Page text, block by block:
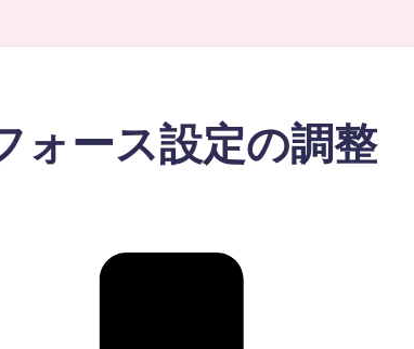
ォース設定の調整